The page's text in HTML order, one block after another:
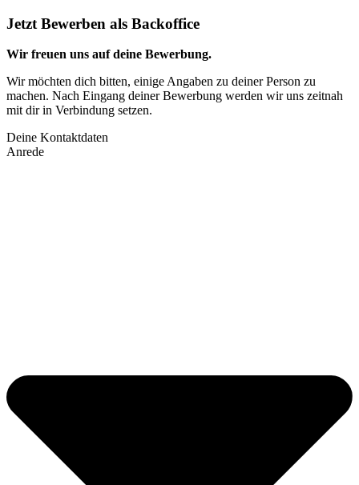
Jetzt Bewerben als Backoffice
Wir freuen uns auf deine Bewerbung.
Wir möchten dich bitten, einige Angaben zu deiner Person zu
machen. Nach Eingang deiner Bewerbung werden wir uns zeitnah
mit dir in Verbindung setzen.
Deine Kontaktdaten
Anrede